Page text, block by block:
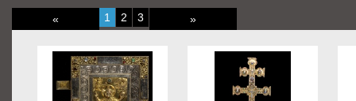
« 1 2 3 »